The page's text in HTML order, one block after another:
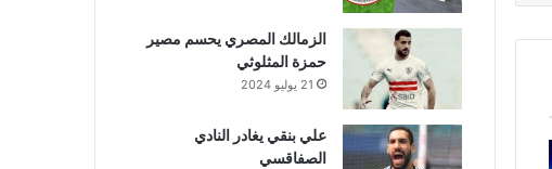
الزمالك المصري يحسم مصير
حمزة المثلوثي
21 يوليو 2024
علي بنقي يغادر النادي
الصفاقسي